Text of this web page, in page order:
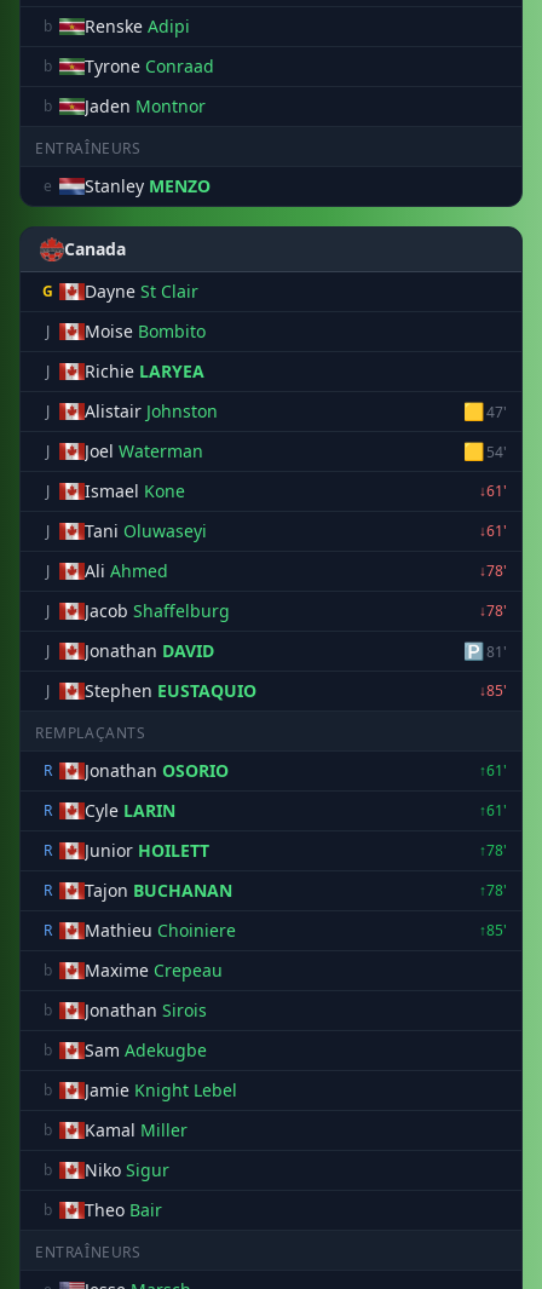
b Renske Adipi
b Tyrone Conraad
b Jaden Montnor
ENTRAÎNEURS
e
Stanley MENZO
Canada
G Dayne St Clair
J Moise Bombito
J Richie LARYEA
J Alistair Johnston 🟨47'
J
Joel Waterman 🟨54'
J
Ismael Kone
↓61'
J
Tani Oluwaseyi
↓61'
J
Ali Ahmed
↓78'
J
Jacob Shaffelburg
↓78'
J
Jonathan DAVID 🅿81'
J
Stephen EUSTAQUIO ↓85'
REMPLAÇANTS
R
Jonathan OSORIO
↑61'
R
Cyle LARIN
↑61'
R
Junior HOILETT
↑78'
R
Tajon BUCHANAN
↑78'
R
Mathieu Choiniere
↑85'
b
Maxime Crepeau
b Jonathan Sirois
b Sam Adekugbe
b Jamie Knight Lebel
b Kamal Miller
b Niko Sigur
b Theo Bair
ENTRAÎNEURS